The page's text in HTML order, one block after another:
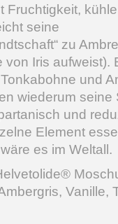
Fruchtigkeit,
seine
zu
von Iris aufweist).
und
wiederum seine
und
Element
es im Weltall.
Vanille,